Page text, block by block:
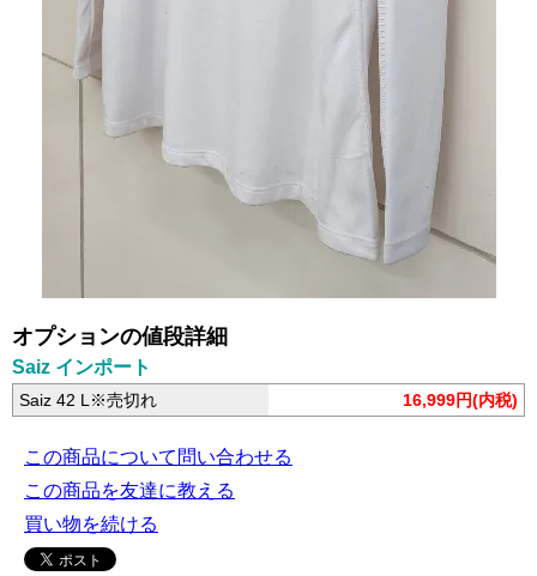
オプションの値段詳細
Saiz インポート
Saiz 42 L※売切れ 16,999円(内税)
この商品について問い合わせる
この商品を友達に教える
買い物を続ける